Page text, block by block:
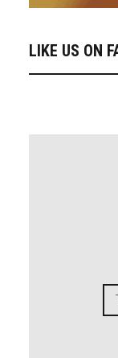
LIKE US ON